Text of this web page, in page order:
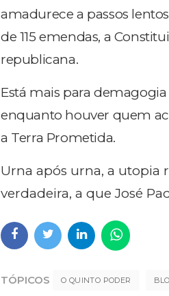
amadurece a passos
de 115 emendas, a
republicana.
Está mais para
enquanto houver quem
a Terra Prometida.
Urna após urna, a utopia
verdadeira, a que José
TÓPICOS O QUINTO PODER